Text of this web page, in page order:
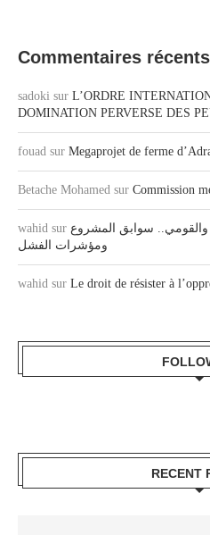
Commentaires récents
sadoki sur L’ORDRE
DOMINATION PERVERSE DES
fouad sur Megaprojet de ferme
Betache Mohamed sur Commission
wahid sur والقومي.. سوابق المشروع
ومؤشرات الفشل
wahid sur Le droit de résister à
RECENT